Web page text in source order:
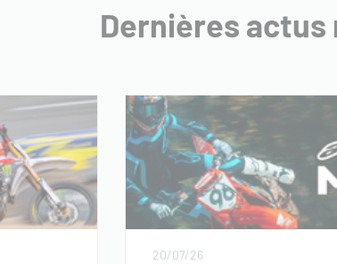
Dernières
20/07/26